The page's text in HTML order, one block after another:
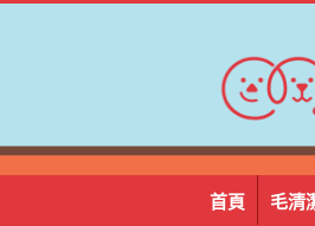
首頁 毛清